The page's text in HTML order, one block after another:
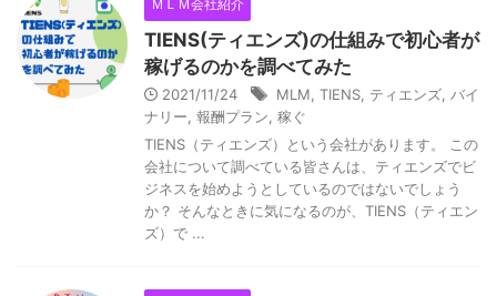
ＭＬＭ会社紹介
TIENS(ティエンズ)の仕組みで初心者が
稼げるのかを調べてみた
2021/11/24 MLM TIENS ティエンズ バイ
ナリー 報酬プラン 稼ぐ
TIENS（ティエンズ）という会社があります。 この
会社について調べている皆さんは、ティエンズでビ
ジネスを始めようとしているのではないでしょう
か？ そんなときに気になるのが、TIENS（ティエン
ズ）で ...